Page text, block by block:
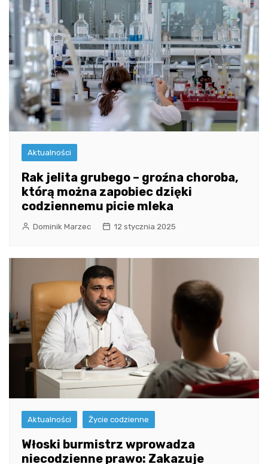
Aktualności
Rak jelita grubego – groźna choroba,
którą można zapobiec dzięki
codziennemu picie mleka
Dominik Marzec 12 stycznia 2025
Aktualności Życie codzienne
Włoski burmistrz wprowadza
niecodzienne prawo: Zakazuje